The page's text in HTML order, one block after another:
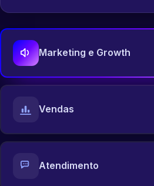
Marketing e Growth
Vendas
Atendimento